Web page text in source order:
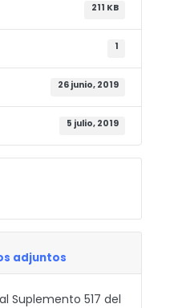
211 KB
1
26 junio, 2019
5 julio, 2019
adjuntos
Suplemento 517 del